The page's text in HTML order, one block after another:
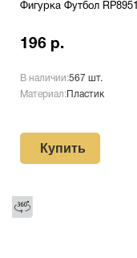
Фигурка Футбол RP8951
196 р.
В наличии:567 шт.
Материал: Пластик
Купить